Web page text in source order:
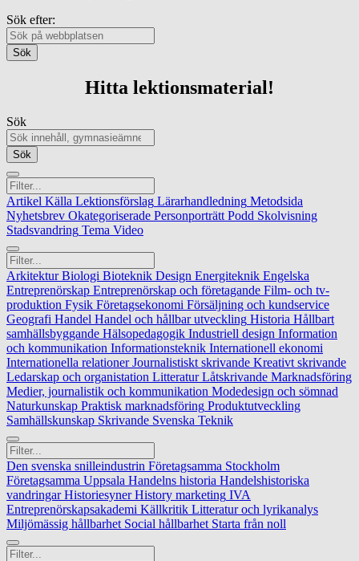
Sök efter:
Sök
Hitta lektionsmaterial!
Sök
Sök
Artikel Källa Lektionsförslag Lärarhandledning Metodsida
Nyhetsbrev Okategoriserade Personporträtt Podd Skolvisning
Stadsvandring Tema Video
Arkitektur Biologi Bioteknik Design Energiteknik Engelska
Entreprenörskap Entreprenörskap och företagande Film- och tv-
produktion Fysik Företagsekonomi Försäljning och kundservice
Geografi Handel Handel och hållbar utveckling Historia Hållbart
samhällsbyggande Hälsopedagogik Industriell design Information
och kommunikation Informationsteknik Internationell ekonomi
Internationella relationer Journalistiskt skrivande Kreativt skrivande
Ledarskap och organistation Litteratur Låtskrivande Marknadsföring
Medier, journalistik och kommunikation Modedesign och sömnad
Naturkunskap Praktisk marknadsföring Produktutveckling
Samhällskunskap Skrivande Svenska Teknik
Den svenska snilleindustrin Företagsamma Stockholm
Företagsamma Uppsala Handelns historia Handelshistoriska
vandringar Historiesyner History marketing IVA
Entreprenörskapsakademi Källkritik Litteratur och lyrikanalys
Miljömässig hållbarhet Social hållbarhet Starta från noll